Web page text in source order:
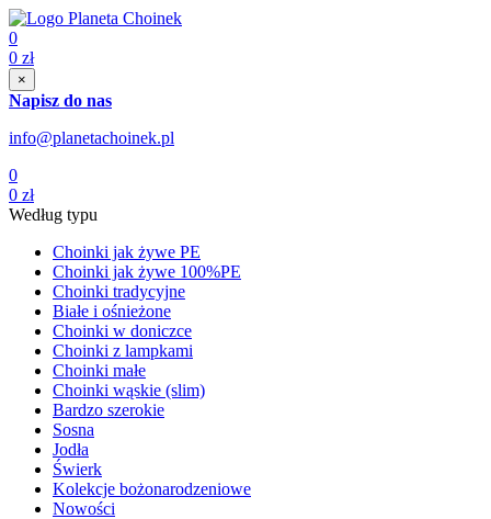
0
0 zł
×
Napisz do nas
info@planetachoinek.pl
0
0 zł
Według typu
Choinki jak żywe PE
Choinki jak żywe 100%PE
Choinki tradycyjne
Białe i ośnieżone
Choinki w doniczce
Choinki z lampkami
Choinki małe
Choinki wąskie (slim)
Bardzo szerokie
Sosna
Jodła
Świerk
Kolekcje bożonarodzeniowe
Nowości